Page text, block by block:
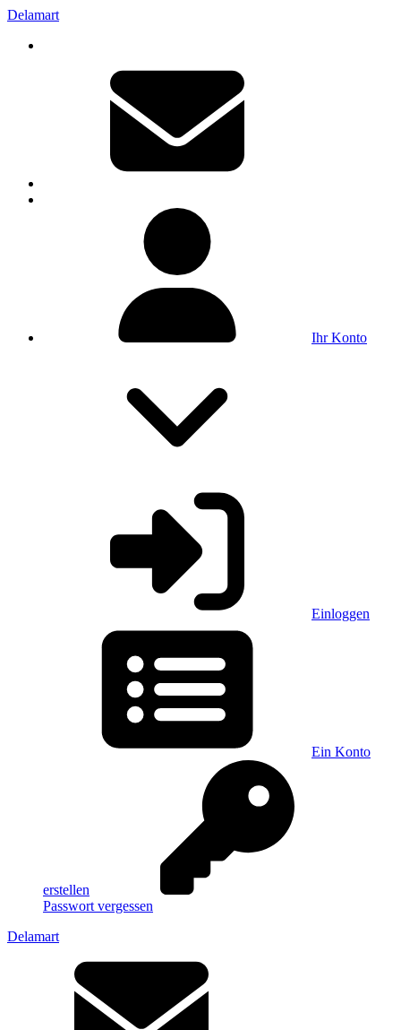
Delamart
Ihr Konto
Einloggen
Ein Konto
erstellen
Passwort vergessen
Delamart